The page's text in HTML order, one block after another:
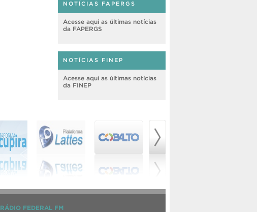
NOTÍCIAS FAPERGS
Acesse aqui as últimas notícias
da FAPERGS
NOTÍCIAS FINEP
Acesse aqui as últimas notícias
da FINEP
RÁDIO FEDERAL FM